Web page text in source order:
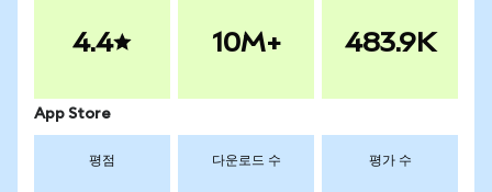
4.4 10M+ 483.9K
App Store
평점 다운로드 수 평가 수